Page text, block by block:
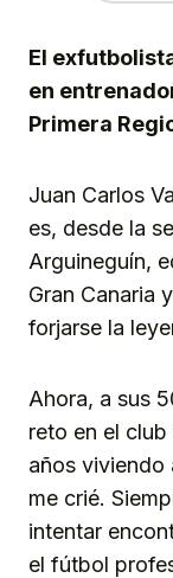
El
en
Primera
Juan Carlos
es, desde la
Arguineguín,
Gran Canaria
forjarse la
Ahora, a sus
reto en el
años viviendo
me crié.
intentar
el fútbol